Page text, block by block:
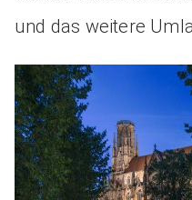
und das weitere